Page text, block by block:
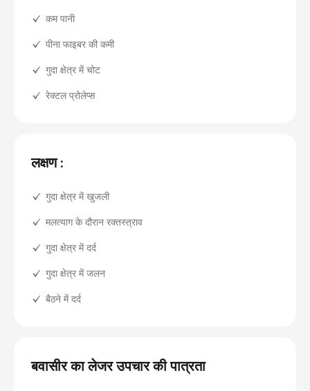
कम पानी
पीना फाइबर की कमी
गुदा क्षेत्र में चोट
रेक्टल प्रोलेप्स
लक्षण :
गुदा क्षेत्र में खुजली
मलत्याग के दौरान रक्तस्त्राव
गुदा क्षेत्र में दर्द
गुदा क्षेत्र में जलन
बैठने में दर्द
बवासीर का लेजर उपचार की पात्रता